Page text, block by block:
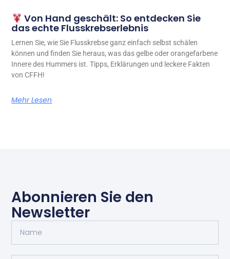
Von Hand geschält: So entdecken Sie
das echte Flusskrebserlebnis
Lernen Sie, wie Sie Flusskrebse ganz einfach selbst schälen
können und finden Sie heraus, was das gelbe oder orangefarbene
Innere des Hummers ist. Tipps, Erklärungen und leckere Fakten
von CFFH!
Mehr Lesen
Abonnieren Sie den
Newsletter